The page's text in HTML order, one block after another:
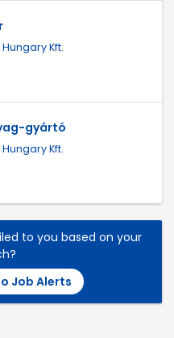
Kft.
gyártó
Kft.
to you based on your
Job Alerts